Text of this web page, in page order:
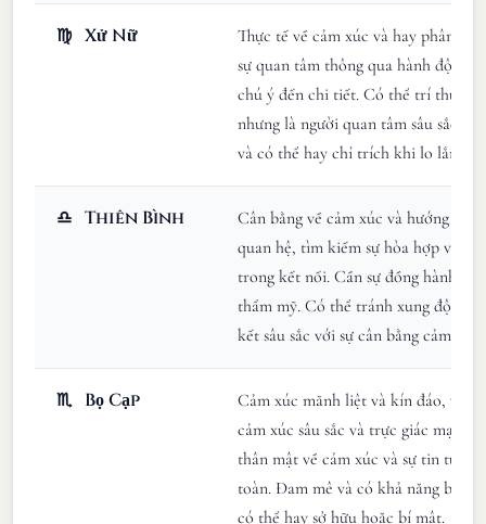
♍ Xử Nữ
Thực tế về cảm xúc và hay phân
sự quan tâm thông qua hành động
chú ý đến chi tiết. Có thể trí thức
nhưng là người quan tâm sâu sắc.
và có thể hay chỉ trích khi lo lắng.
♎ Thiên Bình
Cân bằng về cảm xúc và hướng tới
quan hệ, tìm kiếm sự hòa hợp và
trong kết nối. Cần sự đồng hành và
thẩm mỹ. Có thể tránh xung đột
kết sâu sắc với sự cân bằng cảm xúc.
♏ Bọ Cạp
Cảm xúc mãnh liệt và kín đáo, với
cảm xúc sâu sắc và trực giác mạnh
thân mật về cảm xúc và sự tin
toàn. Đam mê và có khả năng biến
có thể hay sở hữu hoặc bí mật.